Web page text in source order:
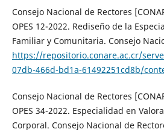
Consejo Nacional de Rectores
OPES 12-2022. Rediseño de la
Familiar y Comunitaria. Consejo
https://repositorio.conare.ac.cr/
07db-466d-bd1a-61492251cd8b/
Consejo Nacional de Rectores
OPES 34-2022. Especialidad en
Corporal. Consejo Nacional de